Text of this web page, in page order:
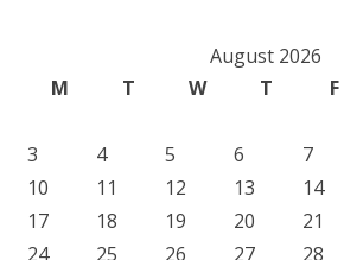
August 2026
M
T W T F
3
4 5 6 7
10
11 12 13 14
17
18 19 20 21
24
25 26 27 28